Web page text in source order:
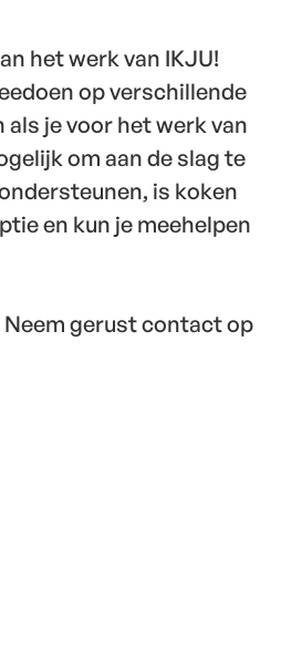
het werk van IKJU!
op verschillende
je voor het werk van
om aan de slag te
is koken
en kun je meehelpen
gerust contact op